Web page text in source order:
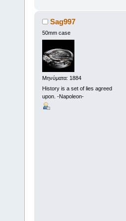
Sag997
50mm case
Μηνύματα: 1884
History is a set of lies agreed
upon. -Napoleon-